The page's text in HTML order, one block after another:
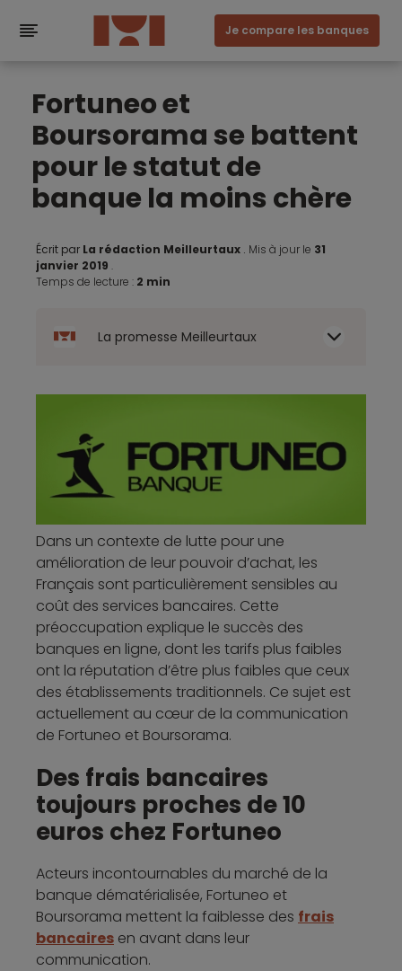
Je compare les banques
Fortuneo et
Boursorama se battent
pour le statut de
banque la moins chère
Écrit par La rédaction Meilleurtaux . Mis à jour le 31
janvier 2019 .
Temps de lecture : 2 min
La promesse Meilleurtaux
Dans un contexte de lutte pour une
amélioration de leur pouvoir d’achat, les
Français sont particulièrement sensibles au
coût des services bancaires. Cette
préoccupation explique le succès des
banques en ligne, dont les tarifs plus faibles
ont la réputation d’être plus faibles que ceux
des établissements traditionnels. Ce sujet est
actuellement au cœur de la communication
de Fortuneo et Boursorama.
Des frais bancaires
toujours proches de 10
euros chez Fortuneo
Acteurs incontournables du marché de la
banque dématérialisée, Fortuneo et
Boursorama mettent la faiblesse des frais
bancaires en avant dans leur
communication.